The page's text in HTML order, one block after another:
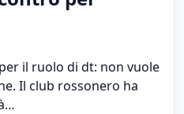
il ruolo di dt: non vuole
Il club rossonero ha